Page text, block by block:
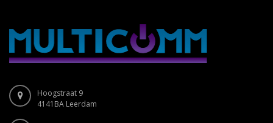
Hoogstraat 9
4141BA Leerdam